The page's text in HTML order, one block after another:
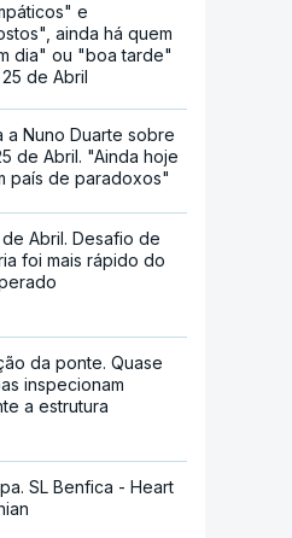
e
ainda há quem
dia" ou "boa tarde"
de Abril
a Nuno Duarte sobre
de Abril. "Ainda hoje
país de paradoxos"
Abril. Desafio de
foi mais rápido do
da ponte. Quase
inspecionam
a estrutura
SL Benfica - Heart